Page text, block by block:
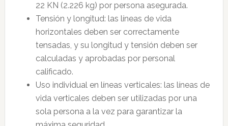
22 KN (2.226 kg) por persona asegurada.
Tensión y longitud: las líneas de vida
horizontales deben ser correctamente
tensadas, y su longitud y tensión deben ser
calculadas y aprobadas por personal
calificado.
Uso individual en líneas verticales: las líneas de
vida verticales deben ser utilizadas por una
sola persona a la vez para garantizar la